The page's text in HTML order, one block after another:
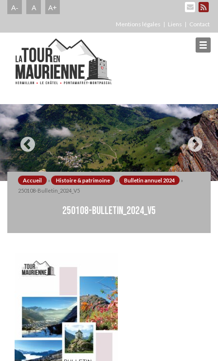
A- A A+
Mentions légales Liens Contact
Accueil » Histoire & patrimoine » Bulletin annuel 2024
»
250108-Bulletin_2024_V5
250108-BULLETIN_2024_V5